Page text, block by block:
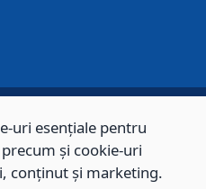
BRAȘOV, toate drepturile
uri esențiale pentru
și cookie-uri
conținut și marketing.